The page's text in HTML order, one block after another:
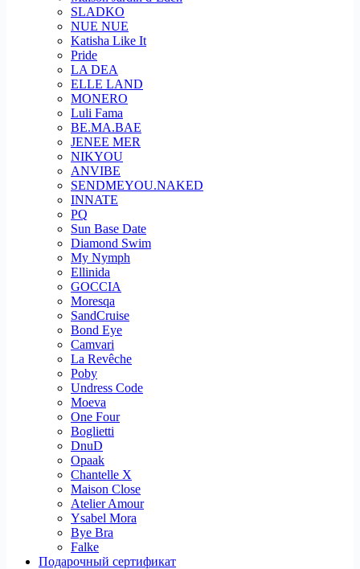
SLADKO
NUE NUE
Katisha Like It
Pride
LA DEA
ELLE LAND
MONERO
Luli Fama
BE.MA.BAE
JENEE MER
NIKYOU
ANVIBE
SENDMEYOU.NAKED
INNATE
PQ
Sun Base Date
Diamond Swim
My Nymph
Ellinida
GOCCIA
Moresqa
SandCruise
Bond Eye
Camvari
La Revêche
Poby
Undress Code
Moeva
One Four
Boglietti
DnuD
Opaak
Chantelle X
Maison Close
Atelier Amour
Ysabel Mora
Bye Bra
Falke
Подарочный сертификат